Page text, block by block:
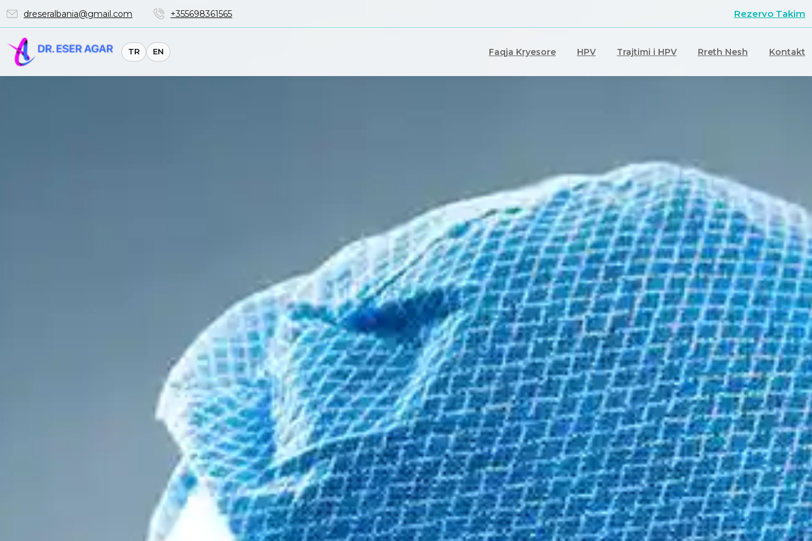
dreseralbania@gmail.com +355698361565 Rezervo Takim
TR EN Faqja Kryesore HPV Trajtimi i HPV Rreth Nesh Kontakt